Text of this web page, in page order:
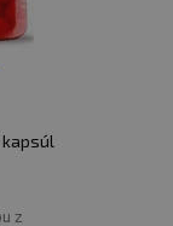
kapsúl
z